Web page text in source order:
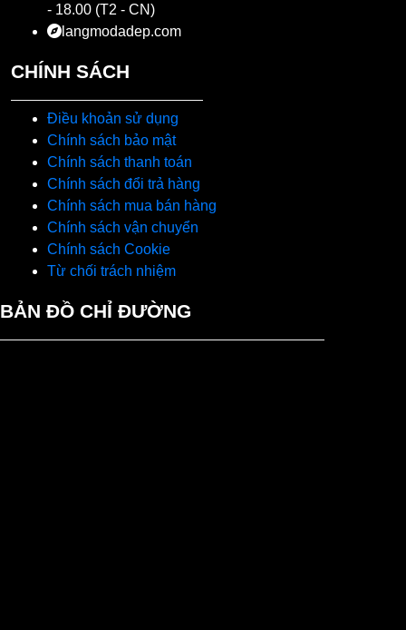
- 18.00 (T2 - CN)
langmodadep.com
CHÍNH SÁCH
Điều khoản sử dụng
Chính sách bảo mật
Chính sách thanh toán
Chính sách đổi trả hàng
Chính sách mua bán hàng
Chính sách vận chuyển
Chính sách Cookie
Từ chối trách nhiệm
BẢN ĐỒ CHỈ ĐƯỜNG